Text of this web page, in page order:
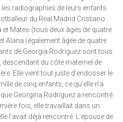
radiographies de leurs enfants
du Real Madrid Cristiano
Mateo (tous deux âgés de quatre
Alana (également âgée de quatre
de Georgia Rodriguez sont tous
du côté maternel de
Elle vient tout juste d’endosser le
de cinq enfants, ce qu’elle n’a
Georgina Rodriguez a rencontré
fois, elle travaillait dans un
l’avait déjà rencontré. L’épouse de